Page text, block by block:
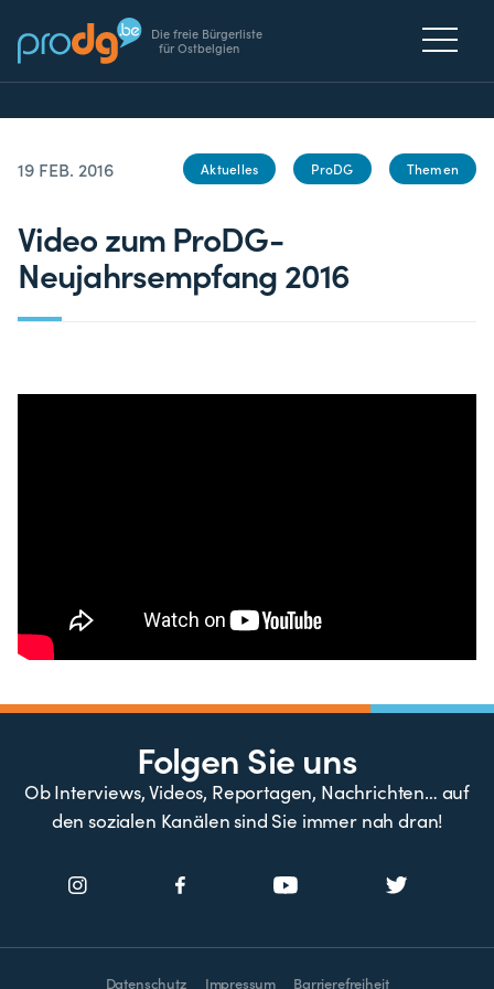
Die freie Bürgerliste
für Ostbelgien
19 FEB. 2016 Aktuelles ProDG Themen
Video zum ProDG-
Neujahrsempfang 2016
Folgen Sie uns
Ob Interviews, Videos, Reportagen, Nachrichten… auf
den sozialen Kanälen sind Sie immer nah dran!
Datenschutz Impressum Barrierefreiheit